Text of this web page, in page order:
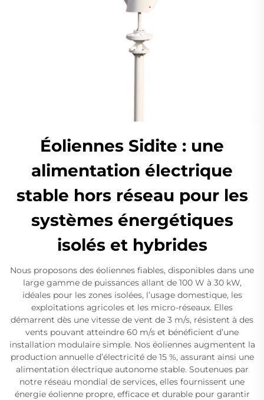
Éoliennes Sidite : une
alimentation électrique
stable hors réseau pour les
systèmes énergétiques
isolés et hybrides
Nous proposons des éoliennes fiables, disponibles dans une
large gamme de puissances allant de 100 W à 30 kW,
idéales pour les zones isolées, l’usage domestique, les
exploitations agricoles et les micro-réseaux. Elles
démarrent dès une vitesse de vent de 3 m/s, résistent à des
vents pouvant atteindre 60 m/s et bénéficient d’une
installation modulaire simple. Nos éoliennes augmentent la
production annuelle d’électricité de 15 %, assurant ainsi une
alimentation électrique autonome stable. Soutenues par
notre réseau mondial de services, elles fournissent une
énergie éolienne propre, efficace et durable pour garantir